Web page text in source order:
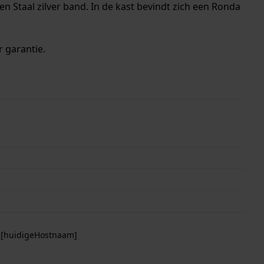
Staal zilver band. In de kast bevindt zich een Ronda
garantie.